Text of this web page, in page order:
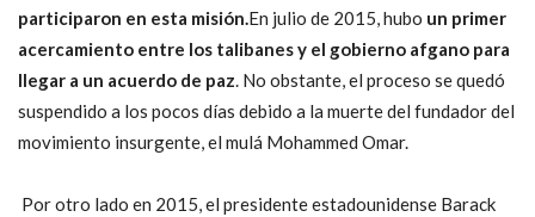
participaron en esta misión.En julio de 2015, hubo un primer
acercamiento entre los talibanes y el gobierno afgano para
llegar a un acuerdo de paz. No obstante, el proceso se quedó
suspendido a los pocos días debido a la muerte del fundador del
movimiento insurgente, el mulá Mohammed Omar.
Por otro lado en 2015, el presidente estadounidense Barack